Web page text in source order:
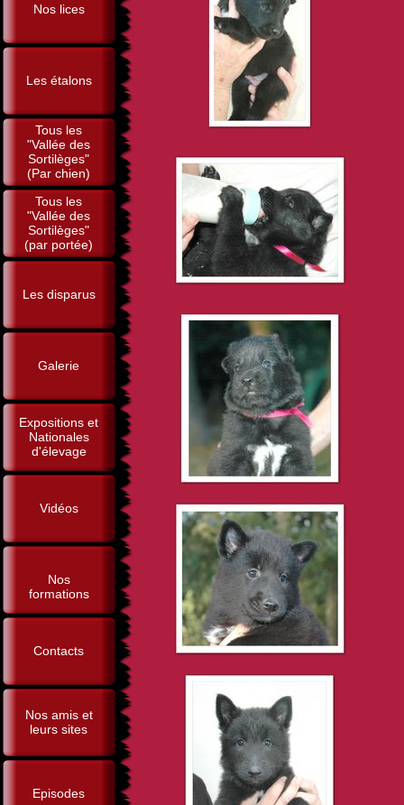
Nos lices
Les étalons
Tous les
"Vallée des
Sortilèges"
(Par chien)
Tous les
"Vallée des
Sortilèges"
(par portée)
Les disparus
Galerie
Expositions et
Nationales
d'élevage
Vidéos
Nos
formations
Contacts
Nos amis et
leurs sites
Episodes